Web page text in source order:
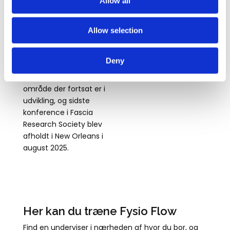
Allow selection
Deny
forskningen på fascier og
fasciesystemet taget til,
og dette har haft stor
viden i praksis. Det er et
område der fortsat er i
udvikling, og sidste
konference i Fascia
Research Society blev
afholdt i New Orleans i
august 2025.
Her kan du træne Fysio Flow
Find en underviser i nærheden af hvor du bor, og